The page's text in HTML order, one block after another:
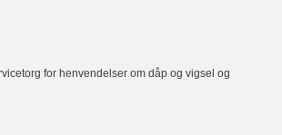
for henvendelser om dåp og vigsel og